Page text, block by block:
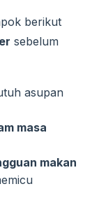
berikut
sebelum
asupan
masa
makan